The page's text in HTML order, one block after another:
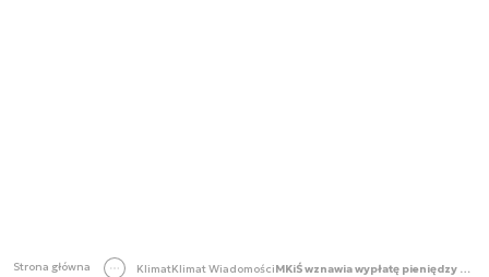
Strona główna KlimatKlimat Wiadomości MKiŚ wznawia wypłatę pieniędzy z programu „Czyste powietrze”